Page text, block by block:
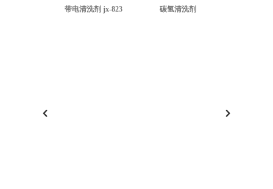
带电清洗剂 jx-823 碳氢清洗剂